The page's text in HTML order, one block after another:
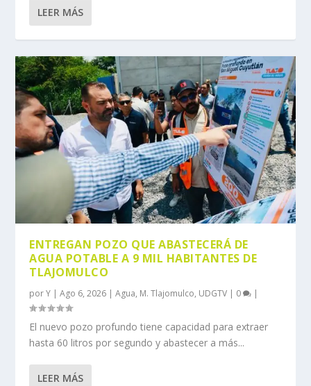
LEER MÁS
ENTREGAN POZO QUE ABASTECERÁ DE
AGUA POTABLE A 9 MIL HABITANTES DE
TLAJOMULCO
porY |Ago 6, 2026 |Agua, M. Tlajomulco, UDGTV | 0 |
El nuevo pozo profundo tiene capacidad para extraer
hasta 60 litros por segundo y abastecer a más...
LEER MÁS